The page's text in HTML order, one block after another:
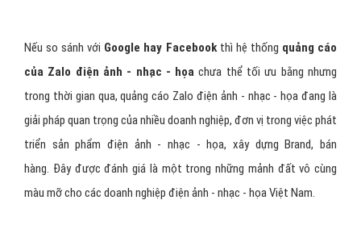
Nếu so sánh với Google hay Facebookthì hệ thống quảng cáo
của Zalo điện ảnh - nhạc - họachưa thể tối ưu bằng nhưng
trong thời gian qua, quảng cáo Zalo điện ảnh - nhạc - họa đang là
giải pháp quan trọng của nhiều doanh nghiệp, đơn vị trong việc phát
triển sản phẩm điện ảnh - nhạc - họa, xây dựng Brand, bán
hàng. Đây được đánh giá là một trong những mảnh đất vô cùng
màu mỡ cho các doanh nghiệp điện ảnh - nhạc - họa Việt Nam.